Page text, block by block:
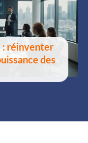
: réinventer
des